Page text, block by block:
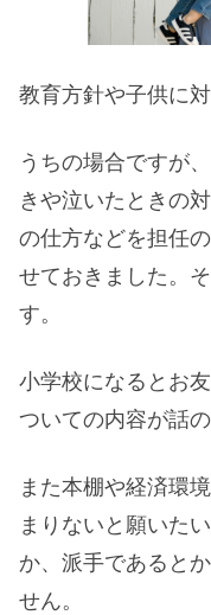
教育方針や子供に
うちの場合ですが
きや泣いたときの
の仕方などを担任
せておきました。
す。
小学校になるとお
ついての内容が話
また本棚や経済環
まりないと願いた
か、派手であると
せん。